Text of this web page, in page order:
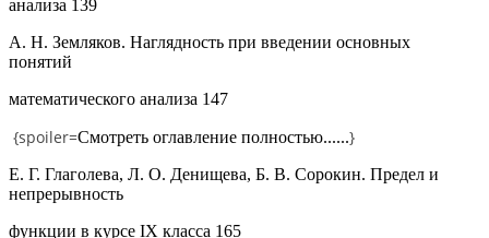
анализа 139
A. Н. Земляков. Наглядность при введении основных
понятий
математического анализа 147
{spoiler=Смотреть оглавление полностью......}
Е. Г. Глаголева, Л. О. Денищева, Б. В. Сорокин. Предел и
непрерывность
функции в курсе IX класса 165